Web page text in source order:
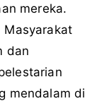
mereka.
Masyarakat
dan
mendalam di